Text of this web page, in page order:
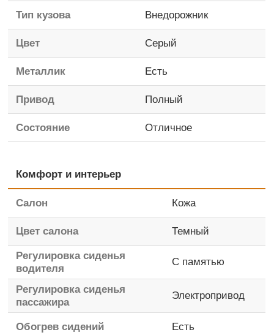
Тип кузова Внедорожник
Цвет Серый
Металлик Есть
Привод Полный
Состояние Отличное
Комфорт и интерьер
Салон Кожа
Цвет салона
Темный
Регулировка сиденья
водителя
С памятью
Регулировка сиденья
пассажира
Электропривод
Обогрев сидений Есть